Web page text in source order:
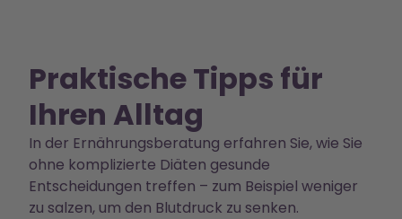
Praktische Tipps für
Ihren Alltag
In der Ernährungsberatung erfahren Sie, wie Sie
ohne komplizierte Diäten gesunde
Entscheidungen treffen – zum Beispiel weniger
zu salzen, um den Blutdruck zu senken.